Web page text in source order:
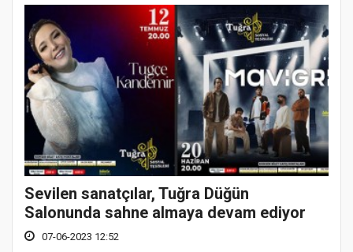
Sevilen sanatçılar, Tuğra Düğün
Salonunda sahne almaya devam ediyor
07-06-2023 12:52